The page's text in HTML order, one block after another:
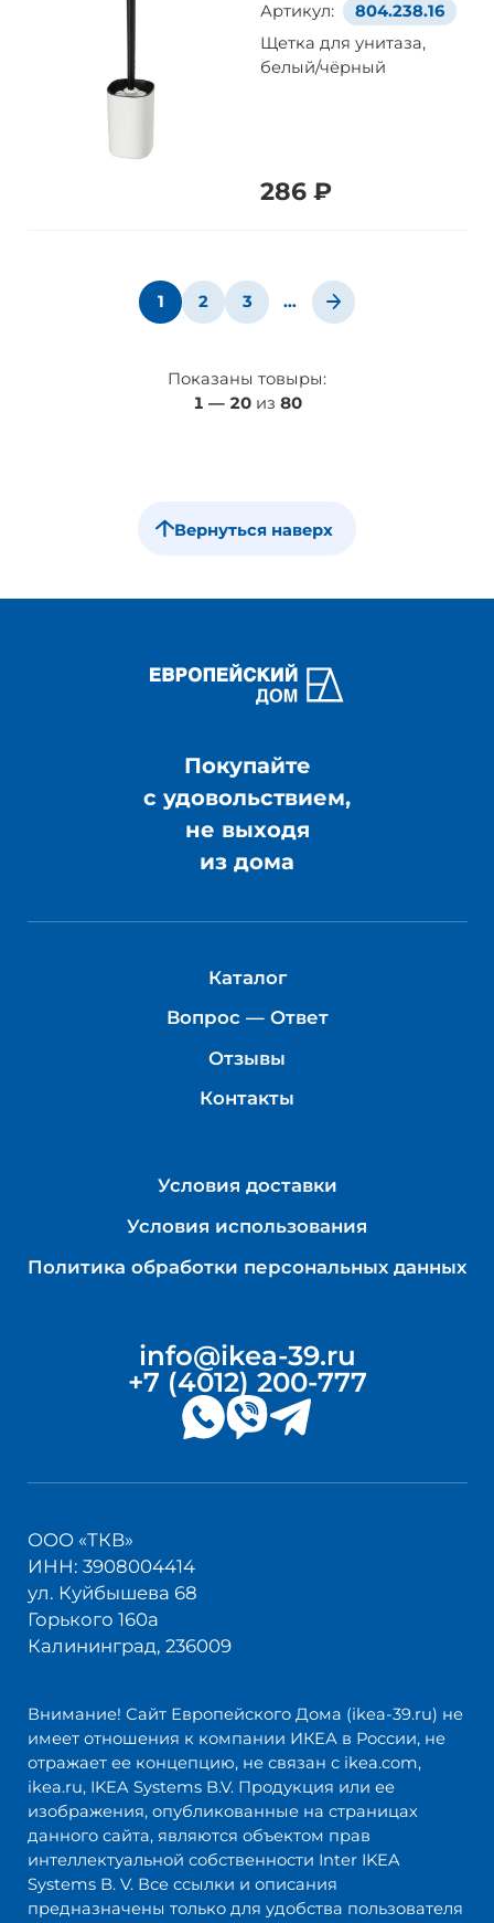
Артикул:
804.238.16
Щетка для унитаза,
белый/чёрный
286 ₽
Показаны товыры:
1 — 20из 80
1 2 3 …
Вернуться наверх
Покупайте
с удовольствием,
не выходя
из дома
Каталог
Вопрос — Ответ
Отзывы
Контакты
Условия доставки
Условия использования
Политика обработки персональных данных
info@ikea-39.ru
+7 (4012) 200-777
ООО «ТКВ»
ИНН: 3908004414
ул. Куйбышева 68
Горького 160а
Калининград, 236009
Внимание! Сайт Европейского Дома (ikea-39.ru) не
имеет отношения к компании ИКЕА в России, не
отражает ее концепцию, не связан с ikea.com,
ikea.ru, IKEA Systems B.V. Продукция или ее
изображения, опубликованные на страницах
данного сайта, являются объектом прав
интеллектуальной собственности Inter IKEA
Systems B. V. Все ссылки и описания
предназначены только для удобства пользователя